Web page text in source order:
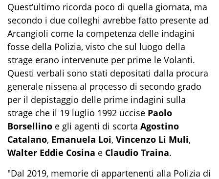
Quest’ultimo ricorda poco di quella giornata, ma
secondo i due colleghi avrebbe fatto presente ad
Arcangioli come la competenza delle indagini
fosse della Polizia, visto che sul luogo della
strage erano intervenute per prime le Volanti.
Questi verbali sono stati depositati dalla procura
generale nissena al processo di secondo grado
per il depistaggio delle prime indagini sulla
strage che il 19 luglio 1992 uccise Paolo
Borsellino e gli agenti di scorta Agostino
Catalano, Emanuela Loi, Vincenzo Li Muli,
Walter Eddie Cosina e Claudio Traina.
"Dal 2019, memorie di appartenenti alla Polizia di